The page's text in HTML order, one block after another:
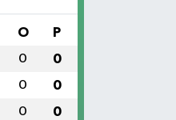
O P
0 0
0 0
0 0